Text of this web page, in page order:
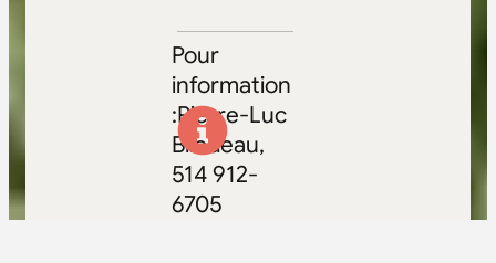
Pour
information
:Pierre-Luc
Bilodeau,
514 912-
6705